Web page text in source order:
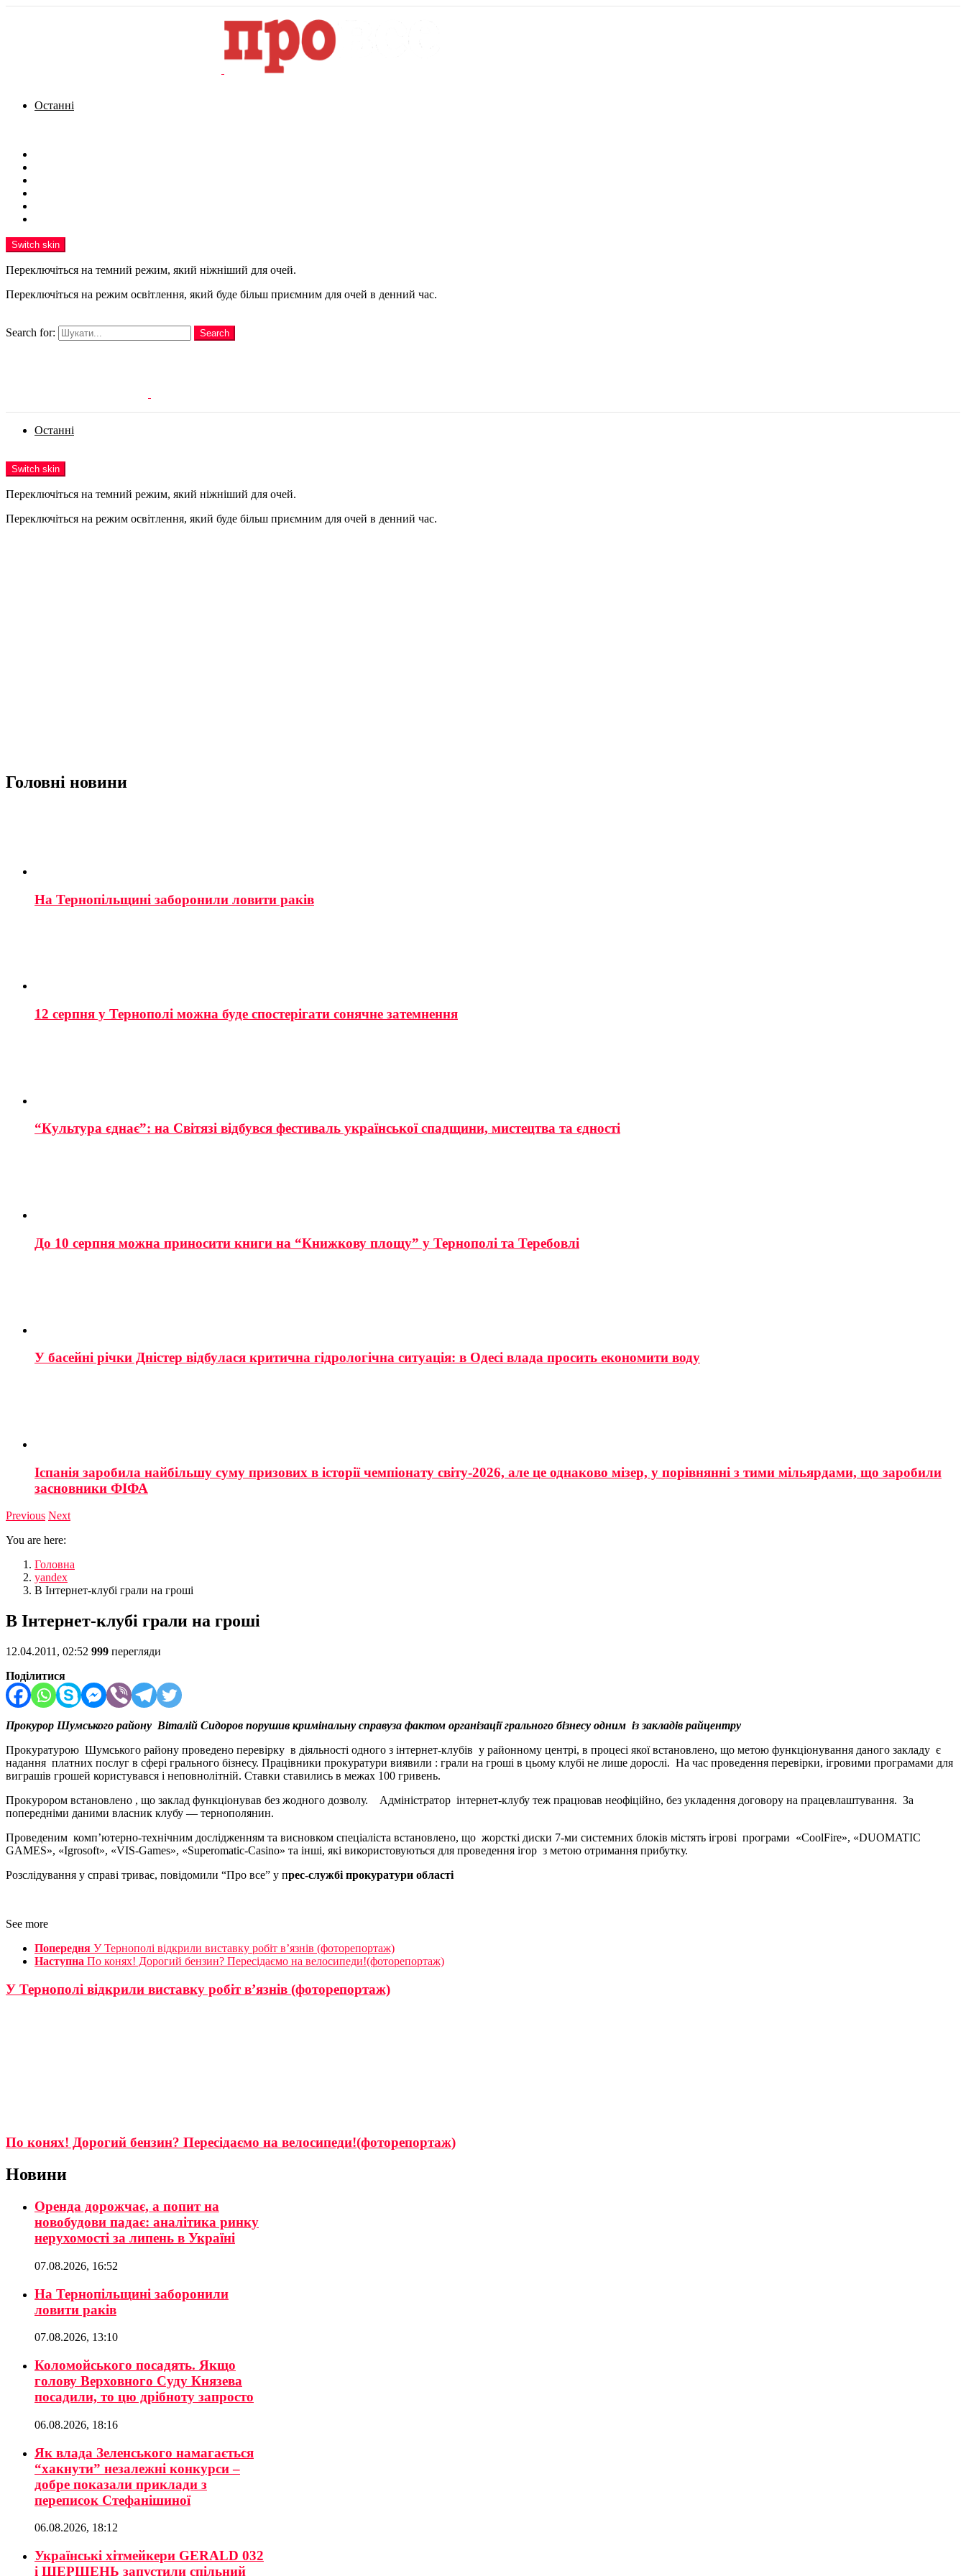
Останні
Switch skin
Переключіться на темний режим, який ніжніший для очей.
Переключіться на режим освітлення, який буде більш приємним для очей в денний час.
Search for:
Search
Останні
Switch skin
Переключіться на темний режим, який ніжніший для очей.
Переключіться на режим освітлення, який буде більш приємним для очей в денний час.
Головні новини
На Тернопільщині заборонили ловити раків
12 серпня у Тернополі можна буде спостерігати сонячне затемнення
“Культура єднає”: на Світязі відбувся фестиваль української спадщини, мистецтва та єдності
До 10 серпня можна приносити книги на “Книжкову площу” у Тернополі та Теребовлі
У басейні річки Дністер відбулася критична гідрологічна ситуація: в Одесі влада просить економити воду
Іспанія заробила найбільшу суму призових в історії чемпіонату світу-2026, але це однаково мізер, у порівнянні з тими мільярдами, що заробили
засновники ФІФА
Previous Next
You are here:
Головна
yandex
В Інтернет-клубі грали на гроші
В Інтернет-клубі грали на гроші
12.04.2011, 02:52 999 перегляди
Поділитися
Прокурор Шумського району Віталій Сидоров порушив кримінальну справуза фактом організації грального бізнесу одним із закладів райцентру
Прокуратурою Шумського району проведено перевірку в діяльності одного з інтернет-клубів у районному центрі, в процесі якої встановлено, що метою функціонування даного закладу є
надання платних послуг в сфері грального бізнесу. Працівники прокуратури виявили : грали на гроші в цьому клубі не лише дорослі. На час проведення перевірки, ігровими програмами для
виграшів грошей користувався і неповнолітній. Ставки ставились в межах 100 гривень.
Прокурором встановлено , що заклад функціонував без жодного дозволу. Адміністратор інтернет-клубу теж працював неофіційно, без укладення договору на працевлаштування. За
попередніми даними власник клубу — тернополянин.
Проведеним комп’ютерно-технічним дослідженням та висновком спеціаліста встановлено, що жорсткі диски 7-ми системних блоків містять ігрові програми «CoolFire», «DUOMATIC
GAMES», «Igrosoft», «VIS-Games», «Superomatic-Casino» та інші, які використовуються для проведення ігор з метою отримання прибутку.
Розслідування у справі триває, повідомили “Про все” у прес-службі прокуратури області
See more
Попередня У Тернополі відкрили виставку робіт в’язнів (фоторепортаж)
Наступна По конях! Дорогий бензин? Пересідаємо на велосипеди!(фоторепортаж)
У Тернополі відкрили виставку робіт в’язнів (фоторепортаж)
По конях! Дорогий бензин? Пересідаємо на велосипеди!(фоторепортаж)
Новини
Оренда дорожчає, а попит на
новобудови падає: аналітика ринку
нерухомості за липень в Україні
07.08.2026, 16:52
На Тернопільщині заборонили
ловити раків
07.08.2026, 13:10
Коломойського посадять. Якщо
голову Верховного Суду Князева
посадили, то цю дрібноту запросто
06.08.2026, 18:16
Як влада Зеленського намагається
“хакнути” незалежні конкурси –
добре показали приклади з
переписок Стефанішиної
06.08.2026, 18:12
Українські хітмейкери GERALD 032
і ШЕРШЕНЬ запустили спільний